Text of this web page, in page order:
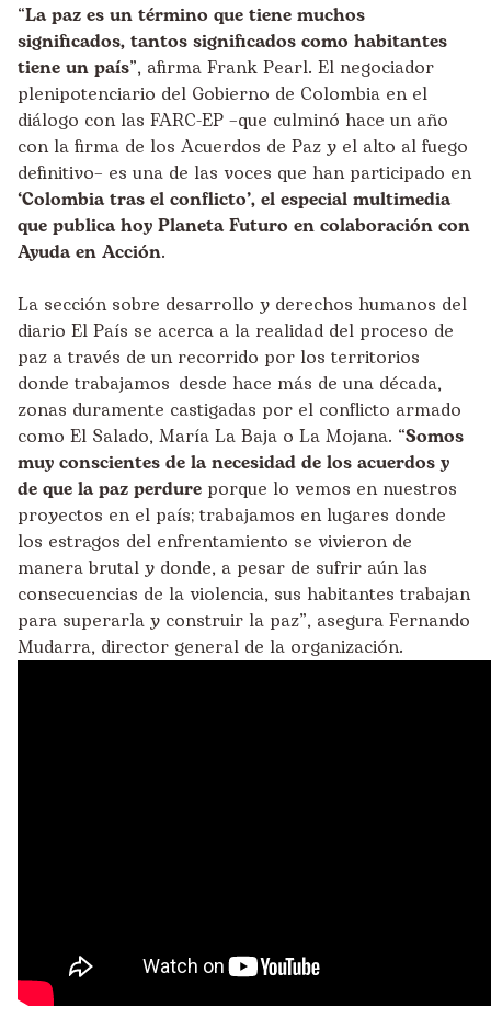
“La paz es un término que tiene muchos
significados, tantos significados como habitantes
tiene un país”, afirma Frank Pearl. El negociador
plenipotenciario del Gobierno de Colombia en el
diálogo con las FARC-EP –que culminó hace un año
con la firma de los Acuerdos de Paz y el alto al fuego
definitivo– es una de las voces que han participado en
‘Colombia tras el conflicto’, el especial multimedia
que publica hoy Planeta Futuro en colaboración con
Ayuda en Acción.
La sección sobre desarrollo y derechos humanos del
diario El País se acerca a la realidad del proceso de
paz a través de un recorrido por los territorios
donde trabajamos desde hace más de una década,
zonas duramente castigadas por el conflicto armado
como El Salado, María La Baja o La Mojana. “Somos
muy conscientes de la necesidad de los acuerdos y
de que la paz perdure porque lo vemos en nuestros
proyectos en el país; trabajamos en lugares donde
los estragos del enfrentamiento se vivieron de
manera brutal y donde, a pesar de sufrir aún las
consecuencias de la violencia, sus habitantes trabajan
para superarla y construir la paz”, asegura Fernando
Mudarra, director general de la organización.